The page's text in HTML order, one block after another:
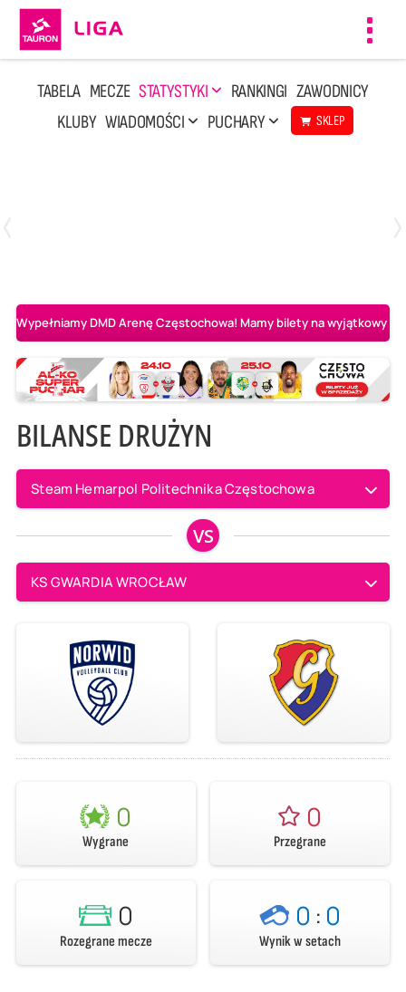
TABELA MECZE STATYSTYKI RANKINGI ZAWODNICY
KLUBY WIADOMOŚCI PUCHARY SKLEP
Wypełniamy DMD Arenę Częstochowa! Mamy bilety na wyjątkowy
BILANSE DRUŻYN
Steam Hemarpol Politechnika Częstochowa
VS
KS GWARDIA WROCŁAW
0
Wygrane
0
Przegrane
0
Rozegrane mecze
0 : 0
Wynik w setach